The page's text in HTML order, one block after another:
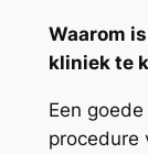
Waarom
kliniek te
Een
procedure